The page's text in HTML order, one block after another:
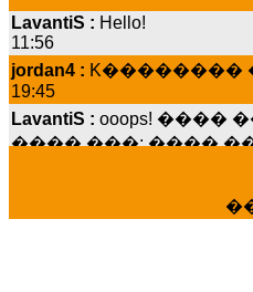
11:56
jordan4 :
19:45
LavantiS :
���� ���; ����
15:07
����
LavantiS :�����